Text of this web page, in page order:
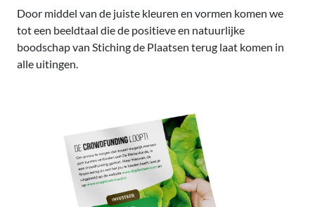
Door middel van de juiste kleuren en vormen komen we
tot een beeldtaal die de positieve en natuurlijke
boodschap van Stiching de Plaatsen terug laat komen in
alle uitingen.